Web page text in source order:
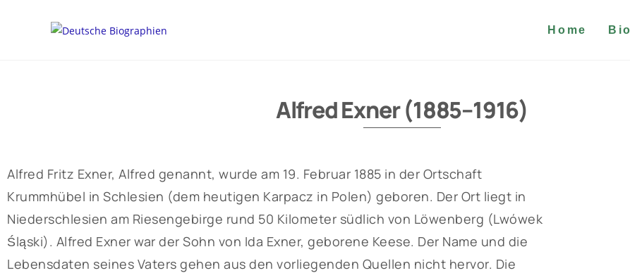
Home
Alfred Exner (1885–1916)
Alfred Fritz Exner, Alfred genannt, wurde am 19. Februar 1885 in der Ortschaft
Krummhübel in Schlesien (dem heutigen Karpacz in Polen) geboren. Der Ort liegt in
Niederschlesien am Riesengebirge rund 50 Kilometer südlich von Löwenberg (Lwówek
Śląski). Alfred Exner war der Sohn von Ida Exner, geborene Keese. Der Name und die
Lebensdaten seines Vaters gehen aus den vorliegenden Quellen nicht hervor. Die